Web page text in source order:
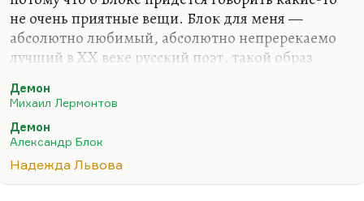
не очень приятные вещи. Блок для меня —
абсолютно любимый, абсолютно непререкаемо
лучший в XX веке русский поэт, такой образ
говорил о себе«опаленный языками подземельного
, он, в общем, не так уж лгал. И когда
Даниил Андреев, автор лучшего, наверное,
очерка о Блоке, входящего в «Розу Мира»,
говорит, что«Блок предстал ему опаленным, и долго
Демон
Михаил Лермонтов
Демон
Александр Блок
Надежда Львова